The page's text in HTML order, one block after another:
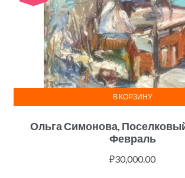
Ольга Симонова,
Февраль
₽30,000.00
В КОРЗИНУ